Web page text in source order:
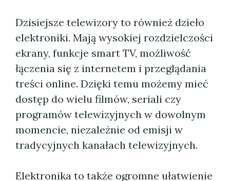
Dzisiejsze telewizory to również dzieło
elektroniki. Mają wysokiej rozdzielczości
ekrany, funkcje smart TV, możliwość
łączenia się z internetem i przeglądania
treści online. Dzięki temu możemy mieć
dostęp do wielu filmów, seriali czy
programów telewizyjnych w dowolnym
momencie, niezależnie od emisji w
tradycyjnych kanałach telewizyjnych.
Elektronika to także ogromne ułatwienie